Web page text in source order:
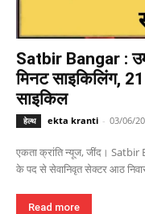
Satbir Bangar :
मिनट साइकिलिंग,
साइकिल
हेल्थ ekta kranti - 03/06/
एकता क्रांति न्यूज, जींद। Satbir
के पद से सेवानिवृत सेक्टर आठ
Read more